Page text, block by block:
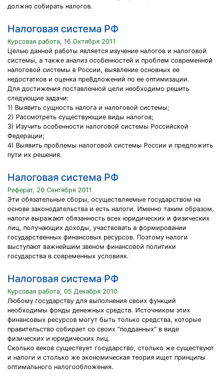
должно собирать налогов.
Налоговая система РФ
Курсовая работа, 16 Октября 2011
Целью данной работы является изучение налогов и налоговой
системы, а также анализ особенностей и проблем современной
налоговой системы в России, выявление основных ее
недостатков и оценка пре8дложений по ее оптимизации.
Для достижения поставленной цели необходимо решить
следующие задачи:
1) Выявить сущность налога и налоговой системы;
2) Рассмотреть существующие виды налогов;
3) Изучить особенности налоговой системы Российской
Федерации;
4) Выявить проблемы налоговой системы России и предложить
пути их решения.
Налоговая система РФ
Реферат, 20 Сентября 2011
Эти обязательные сборы, осуществляемые государством на
основе законодательства и есть налоги. Именно таким образом,
налоги выражают обязанность всех юридических и физических
лиц, получающих доходы, участвовать в формировании
государственных финансовых ресурсов. Поэтому налоги
выступают важнейшим звеном финансовой политики
государства в современных условиях.
Налоговая система РФ
Курсовая работа, 05 Декабря 2010
Любому государству для выполнения своих функций
необходимы фонды денежных средств. Источником этих
финансовых ресурсов могут быть только средства, которые
правительство собирает со своих "подданных" в виде
физических и юридических лиц.
Сколько веков существует государство, столько же существуют
и налоги и столько же экономическая теория ищет принципы
оптимального налогообложения.